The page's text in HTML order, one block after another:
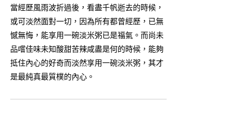
當經歷風雨波折過後，看盡千帆逝去的時候，
或可淡然面對一切，因為所有都曾經歷，已無
憾無悔，能享用一碗淡米粥已是福氣。而尚未
品嚐佳味未知酸甜苦辣咸盡是何的時候，能夠
抵住內心的好奇而淡然享用一碗淡米粥，其才
是最純真最質樸的內心。